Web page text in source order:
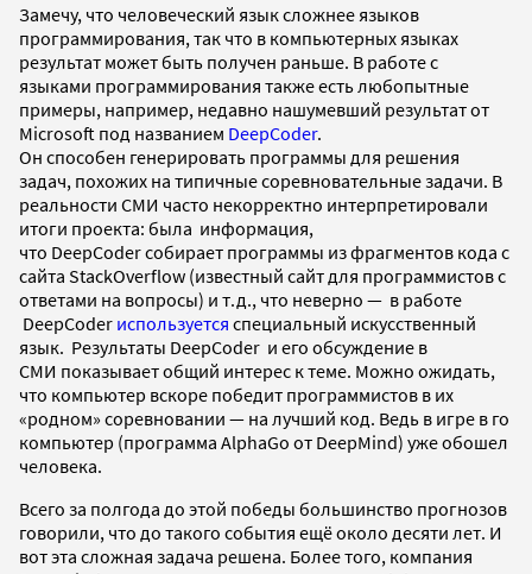
Замечу, что человеческий язык сложнее языков
программирования, так что в компьютерных языках
результат может быть получен раньше. В работе с
языками программирования также есть любопытные
примеры, например, недавно нашумевший результат от
Microsoft под названием DeepCoder.
Он способен генерировать программы для решения
задач, похожих на типичные соревновательные задачи. В
реальности СМИ часто некорректно интерпретировали
итоги проекта: была информация,
что DeepCoderсобирает программы из фрагментов кода с
сайта StackOverflow (известный сайт для программистов с
ответами на вопросы) и т.д., что неверно — в работе
DeepCoder используется специальный искусственный
язык. Результаты DeepCoder и его обсуждение в
СМИ показывает общий интерес к теме. Можно ожидать,
что компьютер вскоре победит программистов в их
«родном» соревновании — на лучший код. Ведь в игре в го
компьютер (программа AlphaGo от DeepMind) уже обошел
человека.
Всего за полгода до этой победы большинство прогнозов
говорили, что до такого события ещё около десяти лет. И
вот эта сложная задача решена. Более того, компания